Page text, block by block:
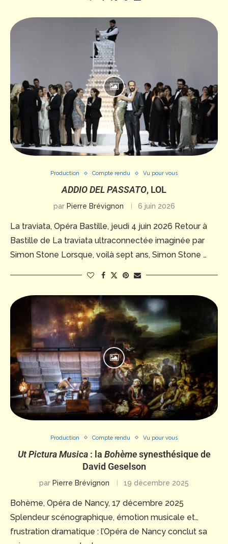
Production Compte rendu Vu pour vous
ADDIO DEL PASSATO, LOL
par Pierre Brévignon 6 juin 2026
La traviata, Opéra Bastille, jeudi 4 juin 2026 Retour à
Bastille de La traviata ultraconnectée imaginée par
Simon Stone Lorsque, voilà sept ans, Simon Stone …
Production Compte rendu Vu pour vous
Ut Pictura Musica: la Bohèmesynesthésique de
David Geselson
par Pierre Brévignon 19 décembre 2025
Bohème, Opéra de Nancy, 17 décembre 2025
Splendeur scénographique, émotion musicale et…
frustration dramatique : l’Opéra de Nancy conclut sa